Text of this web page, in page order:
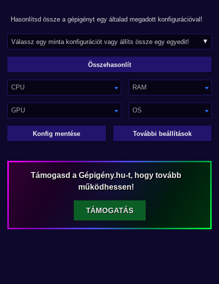
Hasonlítsd össze a gépigényt egy általad megadott konfigurációval!
CPU RAM
GPU OS
Konfig mentése További beállítások
Támogasd a Gépigény.hu-t, hogy tovább
működhessen!
TÁMOGATÁS